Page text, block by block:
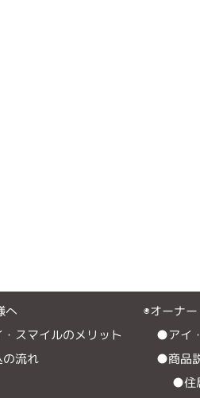
へ
スマイルのメリット
流れ
◉オーナ
●アイ
●商品
●住